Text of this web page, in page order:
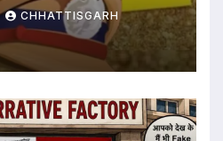
CHHATTISGARH